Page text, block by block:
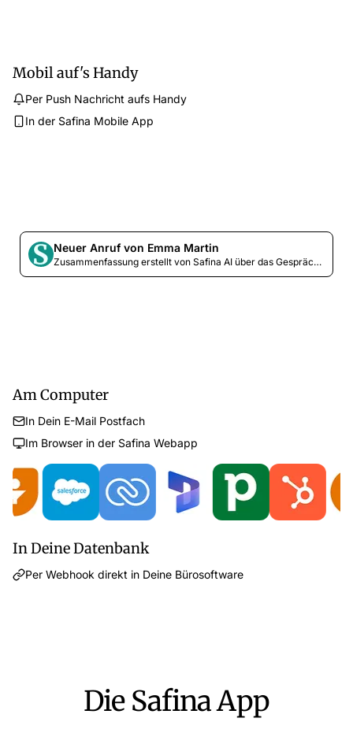
Mobil auf's Handy
Per Push Nachricht aufs Handy
In der Safina Mobile App
Neuer Anruf von Emma Martin
Zusammenfassung erstellt von Safina AI über das Gespräch...
Am Computer
In Dein E-Mail Postfach
Im Browser in der Safina Webapp
In Deine Datenbank
Per Webhook direkt in Deine Bürosoftware
Die Safina App